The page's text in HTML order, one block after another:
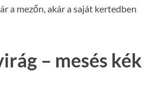
a mezőn, akár a saját kertedben
– mesés kék